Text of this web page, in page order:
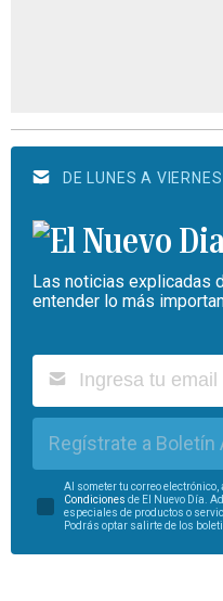
DE LUNES A VIERNES
Las noticias explicadas
entender lo más
Regístrate a Boletín
Al someter tu correo electrónico,
Condiciones de El Nuevo Día.
especiales de productos o
Podrás optar salirte de los